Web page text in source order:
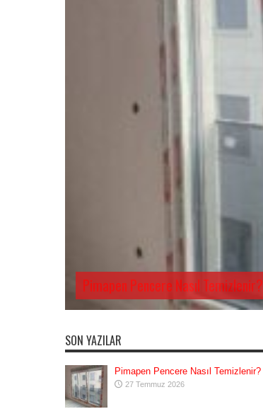
Pimapen Pencere Nasıl Temizlenir?
SON YAZILAR
Pimapen Pencere Nasıl Temizlenir?
27 Temmuz 2026